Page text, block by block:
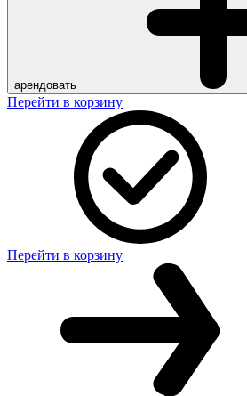
арендовать
Перейти в корзину
Перейти в корзину